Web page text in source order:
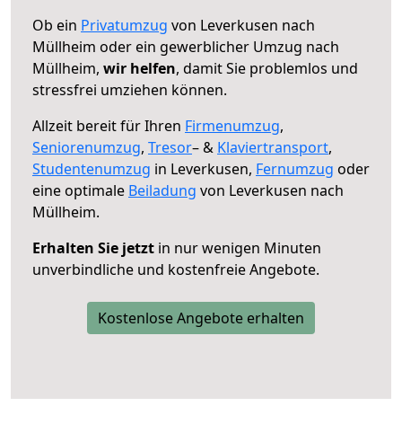
Ob ein Privatumzug von Leverkusen nach
Müllheim oder ein gewerblicher Umzug nach
Müllheim, wir helfen, damit Sie problemlos und
stressfrei umziehen können.
Allzeit bereit für Ihren Firmenumzug,
Seniorenumzug, Tresor– & Klaviertransport,
Studentenumzug in Leverkusen, Fernumzug oder
eine optimale Beiladung von Leverkusen nach
Müllheim.
Erhalten Sie jetzt in nur wenigen Minuten
unverbindliche und kostenfreie Angebote.
Kostenlose Angebote erhalten